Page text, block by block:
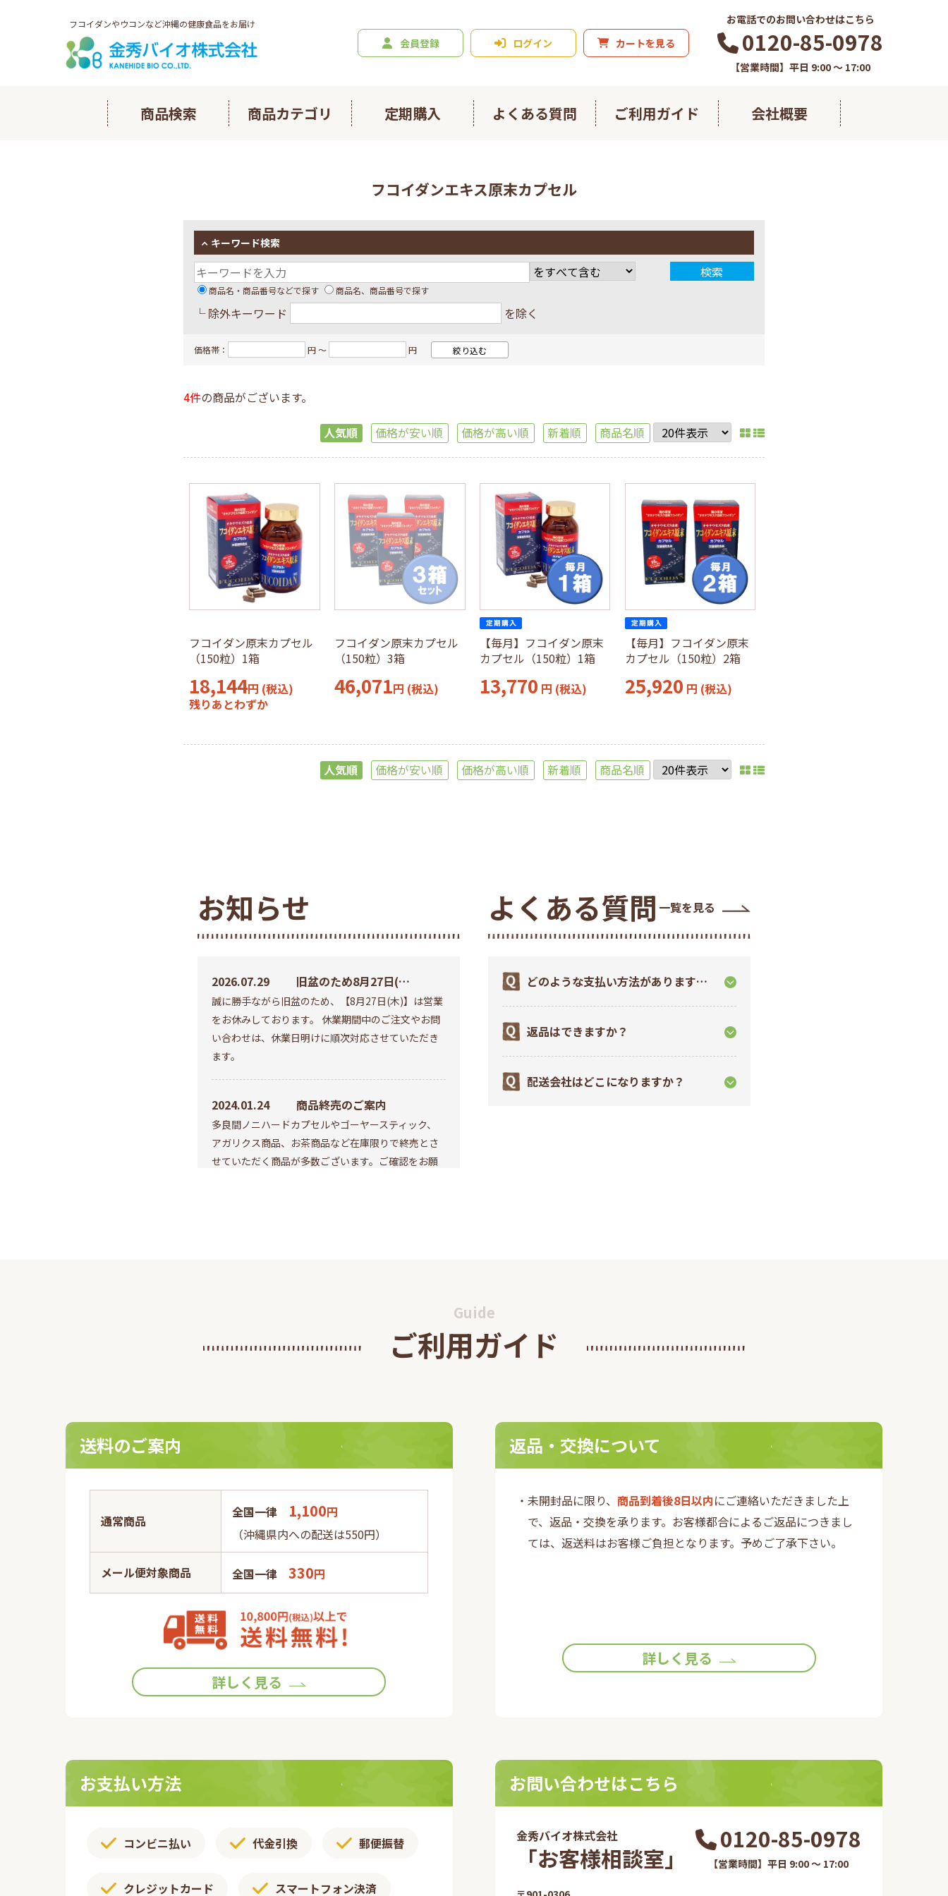
フコイダンやウコンなど沖縄の健康食品をお届け
会員登録 ログイン カートを見る
お電話でのお問い合わせはこちら
0120-85-0978
【営業時間】平日 9:00 ～ 17:00
商品検索 商品カテゴリ
フコイダン4種お試しセット
琉球フコイダンプラス にんにくの恵み すこやかグルコサミン
フコイダン商品 NANO LIPOシリーズ
島とうふのおからコッティ その他の健康食品
一般食品・その他
ギフト・取り寄せ商品
定期購入 よくある質問 ご利用ガイド 会社概要
フコイダンエキス原末カプセル
キーワード検索
商品名・商品番号などで探す 商品名、商品番号で探す
└ 除外キーワード を除く
価格帯： 円 ～ 円
4件の商品がございます。
人気順 価格が安い順 価格が高い順 新着順 商品名順
フコイダン原末カプセル
（150粒）1箱
18,144円 (税込)
残りあとわずか
フコイダン原末カプセル
（150粒）3箱
46,071円 (税込)
【毎月】フコイダン原末
カプセル（150粒）1箱
13,770 円 (税込)
【毎月】フコイダン原末
カプセル（150粒）2箱
25,920 円 (税込)
人気順 価格が安い順 価格が高い順 新着順 商品名順
お知らせ
2026.07.29
旧盆のため8月27日(木)
は営業お休みいたしま
す
誠に勝手ながら旧盆のため、【8月27日(木)】は営業
をお休みしております。 休業期間中のご注文やお問
い合わせは、休業日明けに順次対応させていただき
ます。
2024.01.24 商品終売のご案内
多良間ノニハードカプセルやゴーヤースティック、
アガリクス商品、お茶商品など在庫限りで終売とさ
せていただく商品が多数ございます。ご確認をお願
2023.10.02
日本健康医療学会『第
た。
よくある質問 一覧を見る
どのような支払い方法があります
か？
返品はできますか？
配送会社はどこになりますか？
Guide
ご利用ガイド
送料のご案内
通常商品
全国一律 1,100円
（沖縄県内への配送は550円）
メール便対象商品 全国一律330円
詳しく見る
返品・交換について
・未開封品に限り、 商品到着後8日以内にご連絡いただきました上
で、返品・交換を承ります。お客様都合によるご返品につきまし
ては、返送料はお客様ご負担となります。予めご了承下さい。
詳しく見る
お支払い方法
コンビニ払い 代金引換 郵便振替​
クレジットカード スマートフォン決済
お問い合わせはこちら
金秀バイオ株式会社
「お客様相談室​」
0120-85-0978
【営業時間】平日 9:00 ～ 17:00